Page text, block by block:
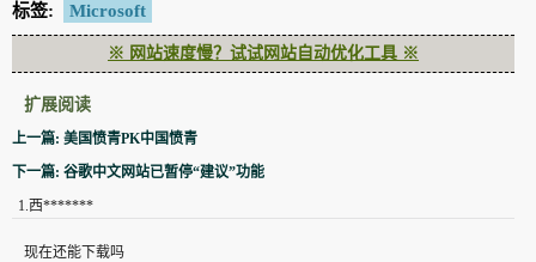
标签: Microsoft
※ 网站速度慢？试试网站自动优化工具 ※
扩展阅读
上一篇: 美国愤青PK中国愤青
下一篇: 谷歌中文网站已暂停“建议”功能
1.西*******
现在还能下载吗